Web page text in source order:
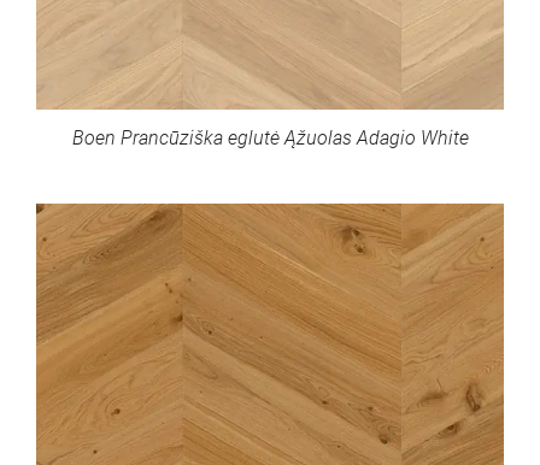
Boen Prancūziška eglutė Ąžuolas Adagio White